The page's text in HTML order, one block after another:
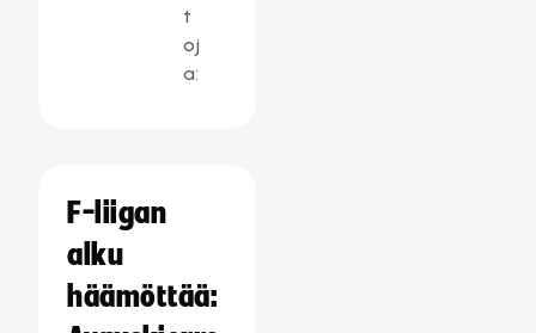
t
oj
a:
F-liigan
alku
häämöttää: